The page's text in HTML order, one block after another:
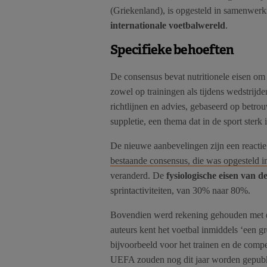
(Griekenland), is opgesteld in
internationale voetbalwereld.
Specifieke behoeften
De consensus bevat nutritionele eisen
zowel op trainingen als tijdens
richtlijnen en advies, gebaseerd op
suppletie, een thema dat in de sport sterk
De nieuwe aanbevelingen zijn een
bestaande consensus, die was opgesteld
veranderd. De fysiologische eisen van de
sprintactiviteiten, van 30% naar 80%.
Bovendien werd rekening gehouden met
auteurs kent het voetbal inmiddels ‘een
bijvoorbeeld voor het trainen en de
UEFA zouden nog dit jaar worden